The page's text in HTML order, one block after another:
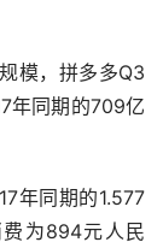
模，拼多多Q3
年同期的709亿
年同期的1.577
为894元人民